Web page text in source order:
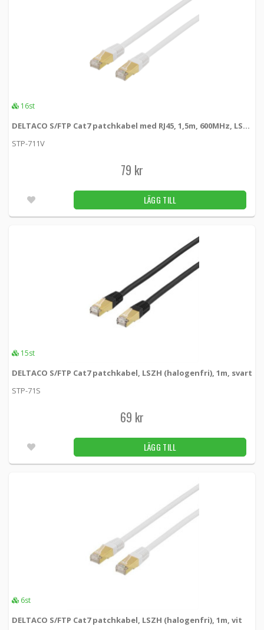
16st
DELTACO S/FTP Cat7 patchkabel med RJ45, 1,5m, 600MHz, LSZH, vit
STP-711V
79 kr
LÄGG TILL
15st
DELTACO S/FTP Cat7 patchkabel, LSZH (halogenfri), 1m, svart
STP-71S
69 kr
LÄGG TILL
6st
DELTACO S/FTP Cat7 patchkabel, LSZH (halogenfri), 1m, vit